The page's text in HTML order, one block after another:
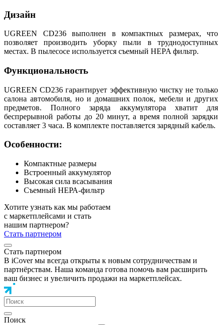
Дизайн
UGREEN CD236 выполнен в компактных размерах, что
позволяет производить уборку пыли в труднодоступных
местах. В пылесосе используется съемный HEPA фильтр.
Функциональность
UGREEN CD236 гарантирует эффективную чистку не только
салона автомобиля, но и домашних полок, мебели и других
предметов. Полного заряда аккумулятора хватит для
беспрерывной работы до 20 минут, а время полной зарядки
составляет 3 часа. В комплекте поставляется зарядный кабель.
Особенности:
Компактные размеры
Встроенный аккумулятор
Высокая сила всасывания
Съемный НЕРА-фильтр
Хотите узнать как мы работаем
с маркетплейсами и стать
нашим партнером?
Стать партнером
Стать партнером
В iCover мы всегда открыты к новым сотрудничествам и
партнёрствам. Наша команда готова помочь вам расширить
ваш бизнес и увеличить продажи на маркетплейсах.
Поиск